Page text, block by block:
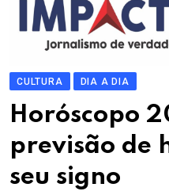
CULTURA DIA A DIA
Horóscopo
previsão de
seu signo